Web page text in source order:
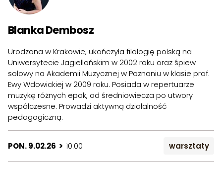
Blanka Dembosz
Urodzona w Krakowie, ukończyła filologię polską na
Uniwersytecie Jagiellońskim w 2002 roku oraz śpiew
solowy na Akademii Muzycznej w Poznaniu w klasie prof.
Ewy Wdowickiej w 2009 roku. Posiada w repertuarze
muzykę różnych epok, od średniowiecza po utwory
współczesne. Prowadzi aktywną działalność
pedagogiczną.
PON. 9.02.26 > 10:00 warsztaty